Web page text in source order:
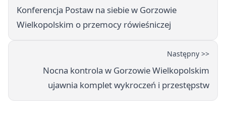
Konferencja Postaw na siebie w Gorzowie
Wielkopolskim o przemocy rówieśniczej
Następny >>
Nocna kontrola w Gorzowie Wielkopolskim
ujawnia komplet wykroczeń i przestępstw